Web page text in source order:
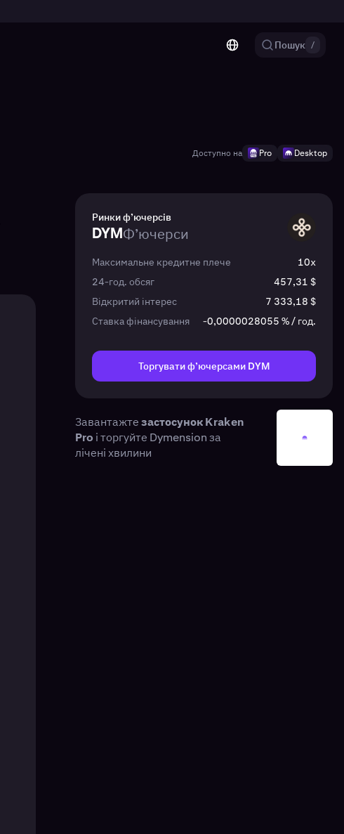
Пошук /
Доступно на Pro Desktop
Ринки ф’ючерсів
DYM Ф’ючерси DYM
Максимальне кредитне плече
10x
24-год. обсяг
457,31 $
Відкритий інтерес
7 333,18 $
Ставка фінансування
-0,0000028055 % / год.
Торгувати ф’ючерсами DYM
Завантажтезастосунок Kraken
Pro і торгуйте Dymension за
лічені хвилини